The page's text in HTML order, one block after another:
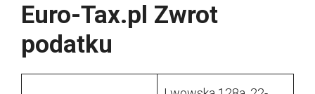
Euro-Tax.pl Zwrot
podatku